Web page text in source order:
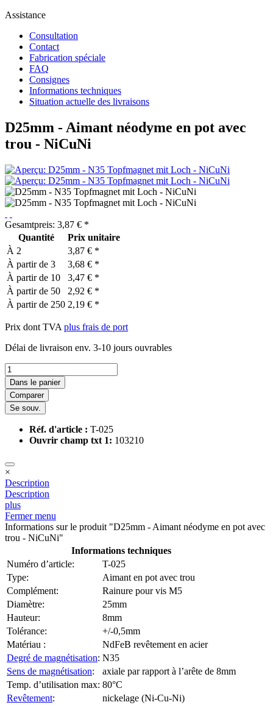
Assistance
Consultation
Contact
Fabrication spéciale
FAQ
Consignes
Informations techniques
Situation actuelle des livraisons
D25mm - Aimant néodyme en pot avec
trou - NiCuNi
Gesamtpreis: 3,87 € *
Quantité
Prix unitaire
À 2
3,87 € *
À partir de 3
3,68 € *
À partir de 10
3,47 € *
À partir de 50
2,92 € *
À partir de 250 2,19 € *
Prix dont TVA plus frais de port
Délai de livraison env. 3-10 jours ouvrables
Dans le panier
Comparer
Se souv.
Réf. d'article : T-025
Ouvrir champ txt 1: 103210
×
Description
Description
plus
Fermer menu
Informations sur le produit "D25mm - Aimant néodyme en pot avec
trou - NiCuNi"
Informations techniques
Numéro d’article:
T-025
Type:
Aimant en pot avec trou
Complément:
Rainure pour vis M5
Diamètre:
25mm
Hauteur:
8mm
Tolérance:
+/-0,5mm
Matériau :
NdFeB revêtement en acier
Degré de magnétisation: N35
Sens de magnétisation:
axiale par rapport à l’arête de 8mm
Temp. d’utilisation max: 80°C
Revêtement:
nickelage (Ni-Cu-Ni)